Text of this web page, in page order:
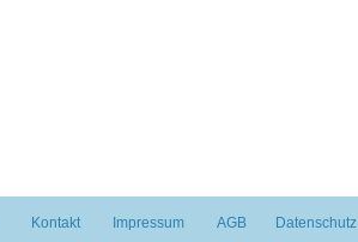
Kontakt Impressum AGB Datenschutz